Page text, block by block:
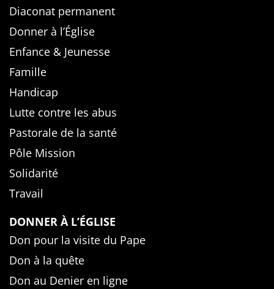
Diaconat permanent
Donner à l’Église
Enfance & Jeunesse
Famille
Handicap
Lutte contre les abus
Pastorale de la santé
Pôle Mission
Solidarité
Travail
DONNER À L’ÉGLISE
Don pour la visite du Pape
Don à la quête
Don au Denier en ligne